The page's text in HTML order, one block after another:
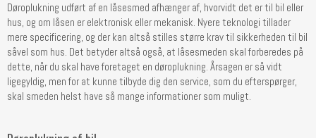
Døroplukning udført af en låsesmed afhænger af, hvorvidt det er til bil eller
hus, og om låsen er elektronisk eller mekanisk. Nyere teknologi tillader
mere specificering, og der kan altså stilles større krav til sikkerheden til bil
såvel som hus. Det betyder altså også, at låsesmeden skal forberedes på
dette, når du skal have foretaget en døroplukning. Årsagen er så vidt
ligegyldig, men for at kunne tilbyde dig den service, som du efterspørger,
skal smeden helst have så mange informationer som muligt.